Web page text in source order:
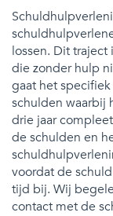
lossen. Dit
die zonder hulp
gaat het
schulden waarbij
drie jaar
de schulden en
voordat de
tijd bij. Wij
contact met de